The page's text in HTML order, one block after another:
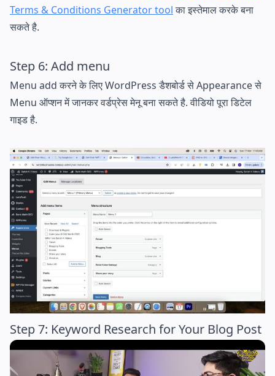
Terms & Conditions Generator toolका इस्तेमाल करके बना
सकते है.
Step 6: Add menu
Menu add करने के लिए WordPress डैशबोर्ड से Appearance से
Menu ऑप्शन में जानकर वर्डप्रेस मेनू बना सकते है. वीडियो पूरा डिटेल
गाइड है.
Step 7: Keyword Research for Your Blog Post